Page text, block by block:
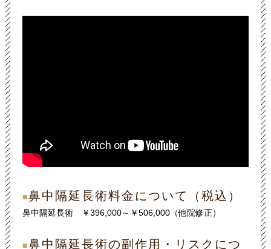
■鼻中隔延長術料金について（税込）
鼻中隔延長術 ￥396,000～￥506,000（他院修正）
■鼻中隔延長術の副作用・リスクにつ